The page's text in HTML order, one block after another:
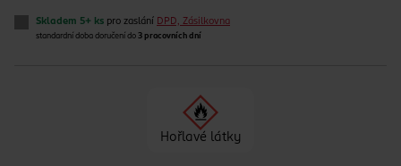
Skladem 5+ ks pro zaslání DPD, Zásilkovna
standardní doba doručení do 3 pracovních dní
Hořlavé látky